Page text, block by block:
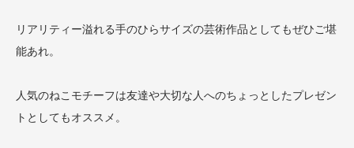
リアリティー溢れる手のひらサイズの芸術作品としてもぜひご堪
能あれ。
人気のねこモチーフは友達や大切な人へのちょっとしたプレゼン
トとしてもオススメ。